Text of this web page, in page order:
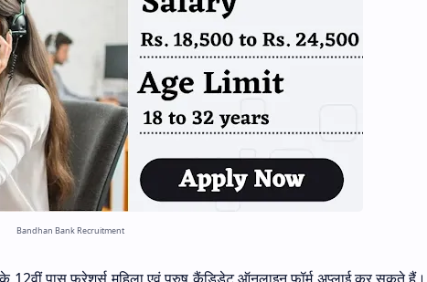
Bandhan Bank Recruitment